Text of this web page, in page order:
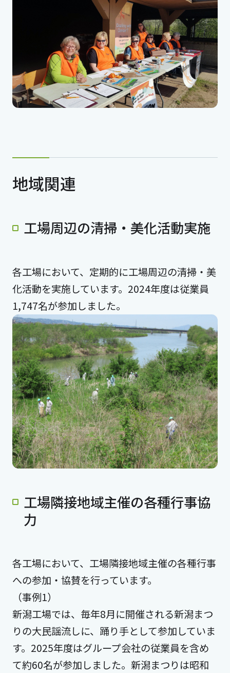
地域関連
工場周辺の清掃・美化活動実施
各工場において、定期的に工場周辺の清掃・美
化活動を実施しています。2024年度は従業員
1,747名が参加しました。
工場隣接地域主催の各種行事協
力
各工場において、工場隣接地域主催の各種行事
への参加・協賛を行っています。
（事例1）
新潟工場では、毎年8月に開催される新潟まつ
りの大民謡流しに、踊り手として参加していま
す。2025年度はグループ会社の従業員を含め
て約60名が参加しました。新潟まつりは昭和